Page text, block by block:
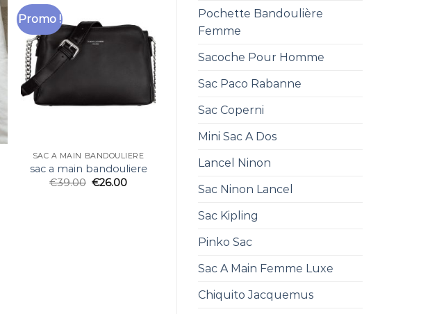
Pochette Bandoulière
Femme
Sacoche Pour Homme
Sac Paco Rabanne
Sac Coperni
Mini Sac A Dos
Lancel Ninon
Sac Ninon Lancel
Sac Kipling
Pinko Sac
Sac A Main Femme Luxe
Chiquito Jacquemus
Promo !
SAC A MAIN BANDOULIERE
sac a main bandouliere
€39.00 €26.00